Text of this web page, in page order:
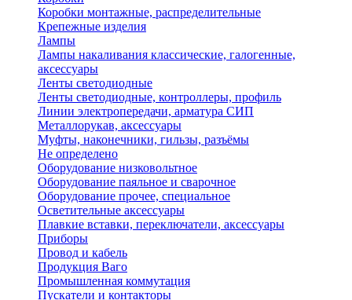
Коробки монтажные, распределительные
Крепежные изделия
Лампы
Лампы накаливания классические, галогенные,
аксессуары
Ленты светодиодные
Ленты светодиодные, контроллеры, профиль
Линии электропередачи, арматура СИП
Металлорукав, аксессуары
Муфты, наконечники, гильзы, разъёмы
Не определено
Оборудование низковольтное
Оборудование паяльное и сварочное
Оборудование прочее, специальное
Осветительные аксессуары
Плавкие вставки, переключатели, аксессуары
Приборы
Провод и кабель
Продукция Ваго
Промышленная коммутация
Пускатели и контакторы